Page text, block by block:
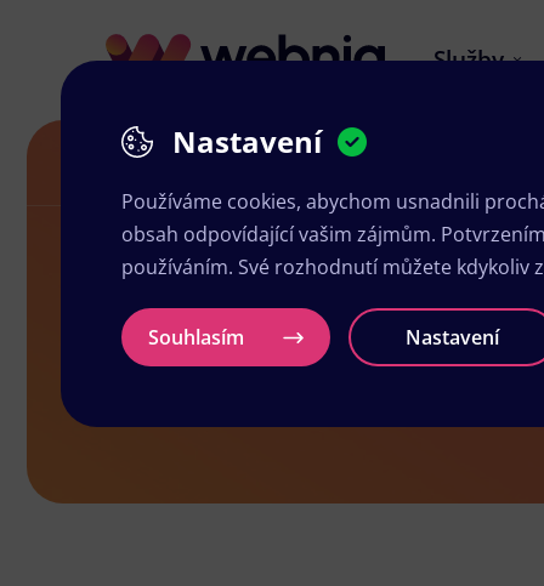
Služby
Grafika a tisk Mirošov
Grafika a
Nastavení
Používáme cookies, abychom usnadnili
obsah odpovídající vašim zájmům.
používáním. Své rozhodnutí můžete kdykoliv
Souhlasím Nastavení